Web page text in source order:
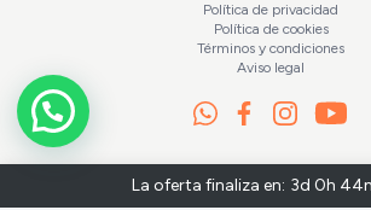
La oferta finaliza en: 3d 0h
Política de privacidad
Política de cookies
Términos y condiciones
Aviso legal